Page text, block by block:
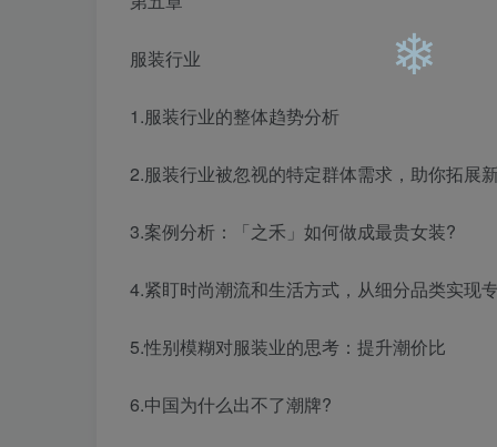
服装行业
1.服装行业的整体趋势分析
2.服装行业被忽视的特定群体需求，助你拓展
3.案例分析：「之禾」如何做成最贵女装?
4.紧盯时尚潮流和生活方式，从细分品类实现
5.性别模糊对服装业的思考：提升潮价比
6.中国为什么出不了潮牌?
❄
❄